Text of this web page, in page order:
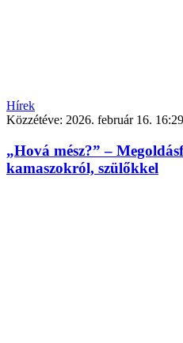
Hírek
Közzétéve: 2026. február 16. 16:29
„Hová mész?” –
kamaszokról, szülőkkel